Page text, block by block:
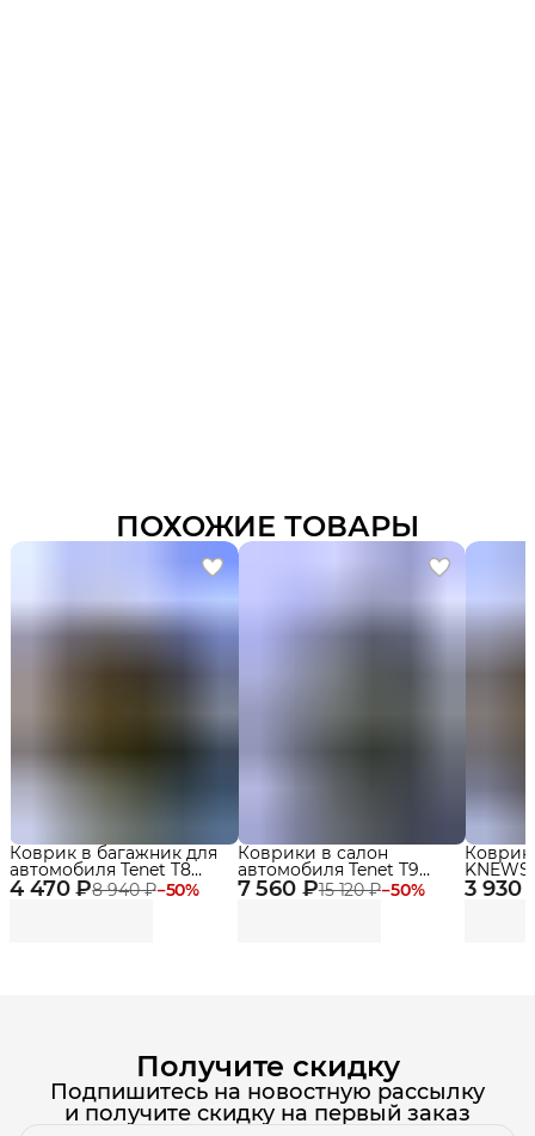
ПОХОЖИЕ ТОВАРЫ
4 470 ₽8 940 ₽−50%
Коврик в багажник для
автомобиля Tenet T8
(2018-2022) 7 560 ₽15 120 ₽−50%
Коврики в салон
автомобиля Tenet T9
(2024-2025) Premium с
бортиками Эва, Eva
3 930
Коврик
Получите скидку
Подпишитесь на новостную рассылку
и получите скидку на первый заказ